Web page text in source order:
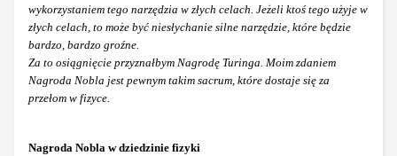
wykorzystaniem tego narzędzia w złych celach. Jeżeli ktoś tego użyje w
złych celach, to może być niesłychanie silne narzędzie, które będzie
bardzo, bardzo groźne.
Za to osiągnięcie przyznałbym Nagrodę Turinga. Moim zdaniem
Nagroda Nobla jest pewnym takim sacrum, które dostaje się za
przełom w fizyce.
Nagroda Nobla w dziedzinie fizyki